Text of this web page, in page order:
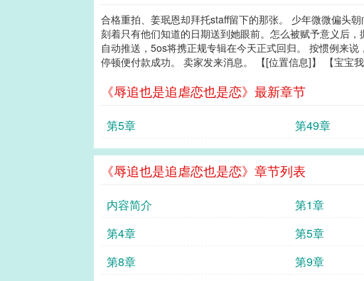
合格重拍、姜珉恩却拜托staff留下的那张。 少年微微偏头
刻着只有他们知道的日期送到她眼前。怎么被赋予意义后
自动推送，5os将携正规专辑在今天正式回归。 按惯例来
停顿便付款成功。 卖家发来消息。 【[位置信息]】 【宝宝
《辱追也是追虐恋也是恋》最新章节
第5章 第49章
《辱追也是追虐恋也是恋》章节列表
内容简介 第1章
第4章
第5章
第8章
第9章